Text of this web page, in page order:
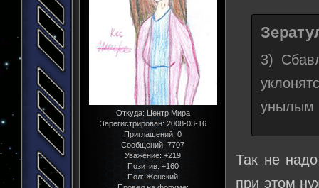
Откуда:Центр Мира
Зарегистрирован: 2008-03-16
Приглашений: 0
Сообщений: 7707
Уважение: +219
Позитив: +160
Пол:Женский
3)
унылым
Так не
при этом